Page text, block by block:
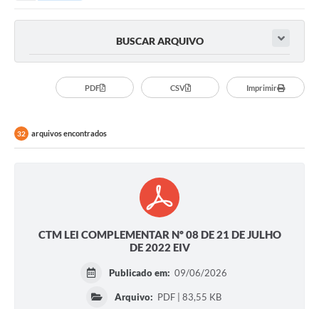
Carta de Serviços
Diário Oficial
Coleta seletiva - Informações
Audiências Públicas
BUSCAR ARQUIVO
PDF CSV Imprimir
32 arquivos encontrados
CTM LEI COMPLEMENTAR Nº 08 DE 21 DE JULHO
DE 2022 EIV
Publicado em: 09/06/2026
Arquivo: PDF | 83,55 KB